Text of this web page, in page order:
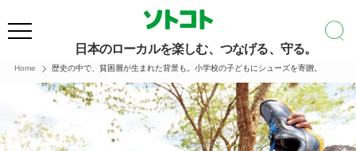
日本のローカルを楽しむ、つなげる、守る。
Home 歴史の中で、貧困層が生まれた背景も。小学校の子どもにシューズを寄贈。